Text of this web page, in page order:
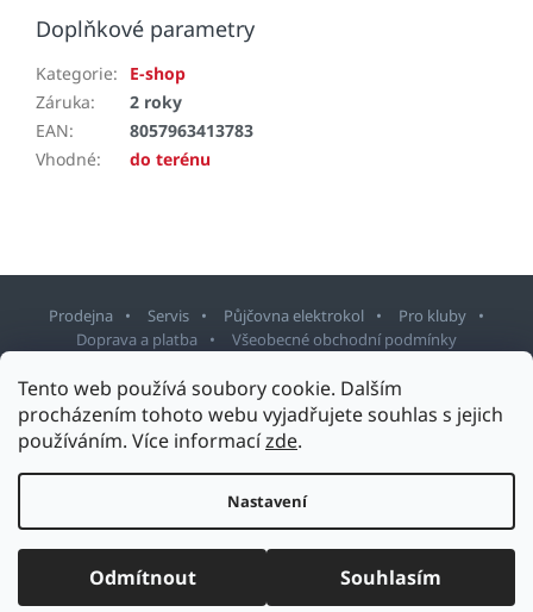
Tento web používá soubory cookie. Dalším
procházením tohoto webu vyjadřujete souhlas s jejich
používáním. Více informacízde.
Nastavení
Odmítnout Souhlasím
Doplňkové parametry
Kategorie:
E-shop
Záruka:
2 roky
EAN:
8057963413783
Vhodné: do terénu
Prodejna Servis Půjčovna elektrokol
Pro kluby
Doprava a platba
Všeobecné obchodní podmínky
Vytvořil Shoptet
Design šablony vytvořilShoptetak.cz